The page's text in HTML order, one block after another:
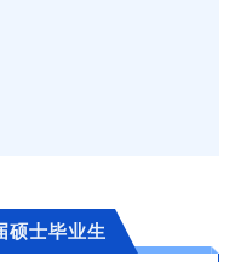
硕士毕业生